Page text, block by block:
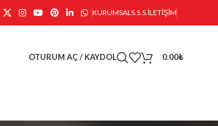
KURUMSALS.S.S.İLETIŞIM
OTURUM AÇ / KAYDOL 0.00₺